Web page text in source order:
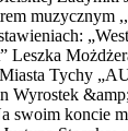
muzycznym
Leszka
Tychy
Wyrostek
swoim koncie